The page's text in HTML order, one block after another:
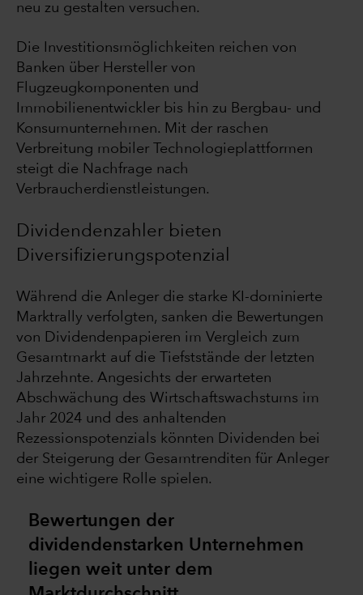
neu zu gestalten versuchen.
Die Investitionsmöglichkeiten reichen von
Banken über Hersteller von
Flugzeugkomponenten und
Immobilienentwickler bis hin zu Bergbau- und
Konsumunternehmen. Mit der raschen
Verbreitung mobiler Technologieplattformen
steigt die Nachfrage nach
Verbraucherdienstleistungen.
Dividendenzahler bieten
Diversifizierungspotenzial
Während die Anleger die starke KI-dominierte
Marktrally verfolgten, sanken die Bewertungen
von Dividendenpapieren im Vergleich zum
Gesamtmarkt auf die Tiefststände der letzten
Jahrzehnte. Angesichts der erwarteten
Abschwächung des Wirtschaftswachstums im
Jahr 2024 und des anhaltenden
Rezessionspotenzials könnten Dividenden bei
der Steigerung der Gesamtrenditen für Anleger
eine wichtigere Rolle spielen.
Bewertungen der
dividendenstarken Unternehmen
liegen weit unter dem